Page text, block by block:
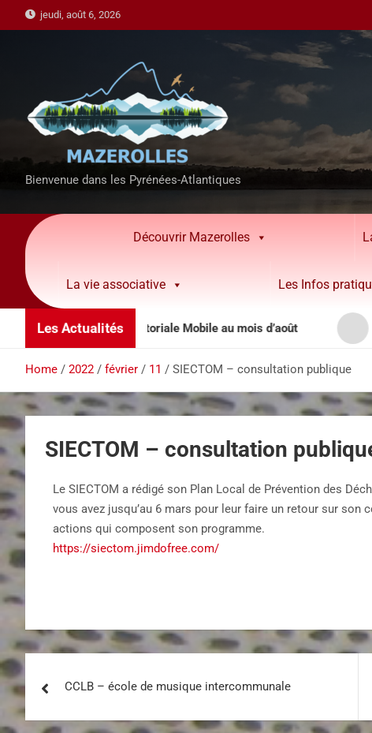
jeudi, août 6, 2026
Bienvenue dans les Pyrénées-Atlantiques
Découvrir Mazerolles
La vie associative Les Infos
Les Actualités
de la Brigade Territoriale Mobile au mois d’août
Home 2022 février 11 SIECTOM – consultation publique
SIECTOM – consultation
Le SIECTOM a rédigé son Plan Local de Prévention des
vous avez jusqu’au 6 mars pour leur faire un retour sur
actions qui composent son programme.
https://siectom.jimdofree.com/
CCLB – école de musique intercommunale